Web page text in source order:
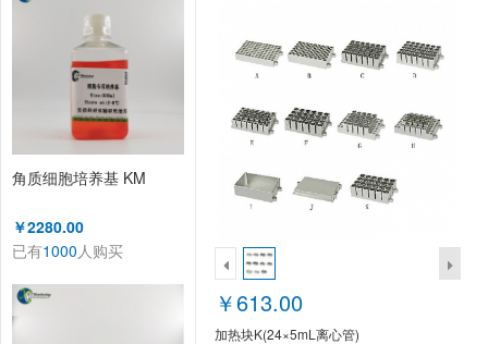
角质细胞培养基 KM
￥2280.00
已有1000人购买
￥613.00
加热块K(24×5mL离心管)